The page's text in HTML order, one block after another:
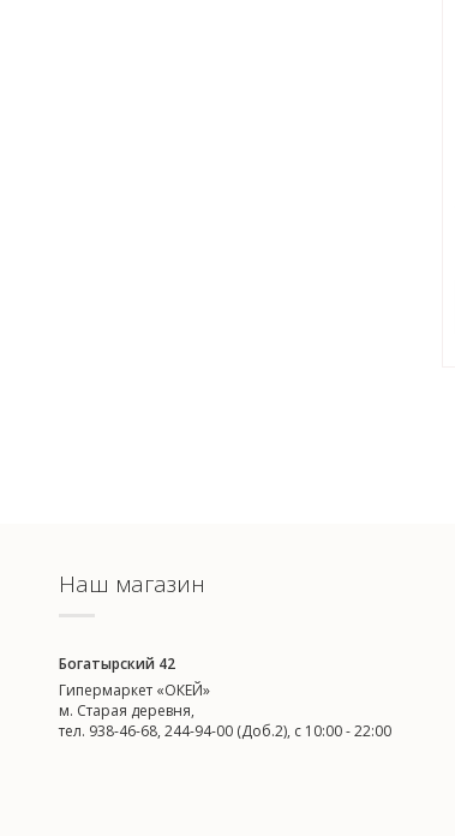
Наш магазин
Богатырский 42
Гипермаркет «ОКЕЙ»
м. Старая деревня,
тел. 938-46-68, 244-94-00 (Доб.2), c 10:00 - 22:00